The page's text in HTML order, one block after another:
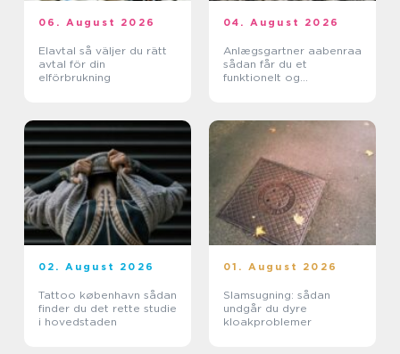
06. August 2026
Elavtal så väljer du rätt
avtal för din
elförbrukning
04. August 2026
Anlægsgartner aabenraa
sådan får du et
funktionelt og
02. August 2026
Tattoo københavn sådan
finder du det rette studie
i hovedstaden
01. August 2026
Slamsugning: sådan
undgår du dyre
kloakproblemer